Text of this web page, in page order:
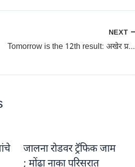
NEXT
Tomorrow is the 12th result: अखेर प्रतिक्षा संपली, उद्या बारावीचा निकाल
जालना रोडवर ट्रॅफिक जाम
; मोंढा नाका परिसरात